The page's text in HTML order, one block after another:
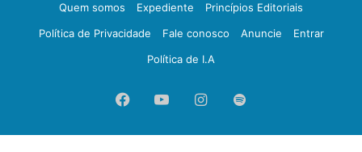
Quem somos
Expediente
Princípios Editoriais
Política de Privacidade
Fale conosco Anuncie
Entrar
Política de I.A
FacebookYouTubeInstagram
Spotify